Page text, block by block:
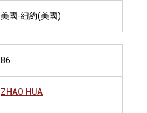
美國-紐約(美國)
86
ZHAO HUA